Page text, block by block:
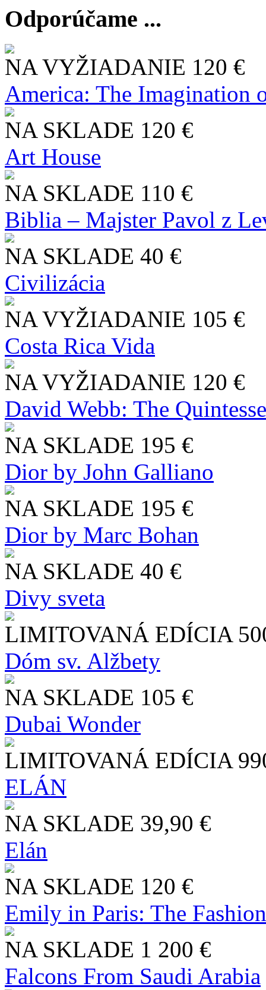
Odporúčame ...
NA VYŽIADANIE 120 €
America: The Imagination
NA SKLADE 120 €
Art House
NA SKLADE 110 €
Biblia – Majster Pavol z
NA SKLADE 40 €
Civilizácia
NA VYŽIADANIE 105 €
Costa Rica Vida
NA VYŽIADANIE 120 €
David Webb: The
NA SKLADE 195 €
Dior by John Galliano
NA SKLADE 195 €
Dior by Marc Bohan
NA SKLADE 40 €
Divy sveta
LIMITOVANÁ EDÍCIA
Dóm sv. Alžbety
NA SKLADE 105 €
Dubai Wonder
LIMITOVANÁ EDÍCIA
ELÁN
NA SKLADE 39,90 €
Elán
NA SKLADE 120 €
Emily in Paris: The
NA SKLADE 1 200 €
Falcons From Saudi Arabia